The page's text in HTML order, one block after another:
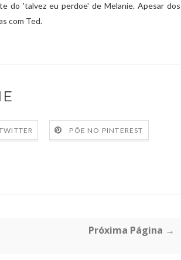
do 'talvez eu perdoe' de Melanie. Apesar dos
com Ted.
PÕE NO PINTEREST
Próxima Página →